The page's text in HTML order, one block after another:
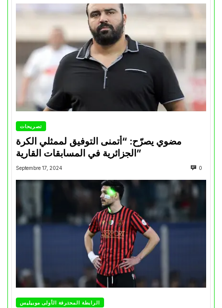
تصريحات
مضوي يصرّح: “أتمنى التوفيق لممثلي الكرة
الجزائرية في المسابقات القارية”
Septembre 17, 2024 0
الرابطة المحترفة الأولى موبيليس